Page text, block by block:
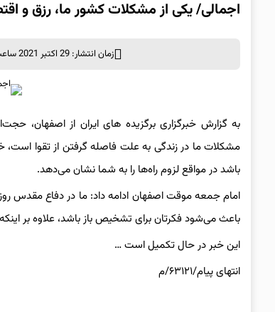
اجمالی/ یکی از مشکلات کشور ما، رزق و
زمان انتشار: 29 اکتبر 2021 ساعت 12:56
به گزارش خبرگزاری برگزیده های ایران از اصفهان،
مشکلات ما در زندگی به علت فاصله گرفتن از تقوا است،
باشد در مواقع لزوم راه‌ها را به شما نشان می‌دهد.
امام جمعه موقت اصفهان ادامه داد: ما در دفاع مقدس
باعث می‌شود فکرتان برای تشخیص باز باشد، علاوه بر
این خبر در حال تکمیل است …
انتهای پیام/۶۳۱۲۱/م